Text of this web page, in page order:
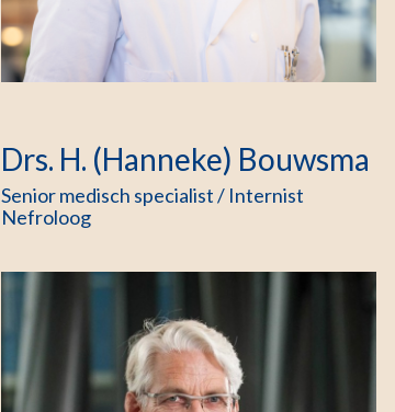
Drs. H. (Hanneke) Bouwsma
Senior medisch specialist / Internist
Nefroloog